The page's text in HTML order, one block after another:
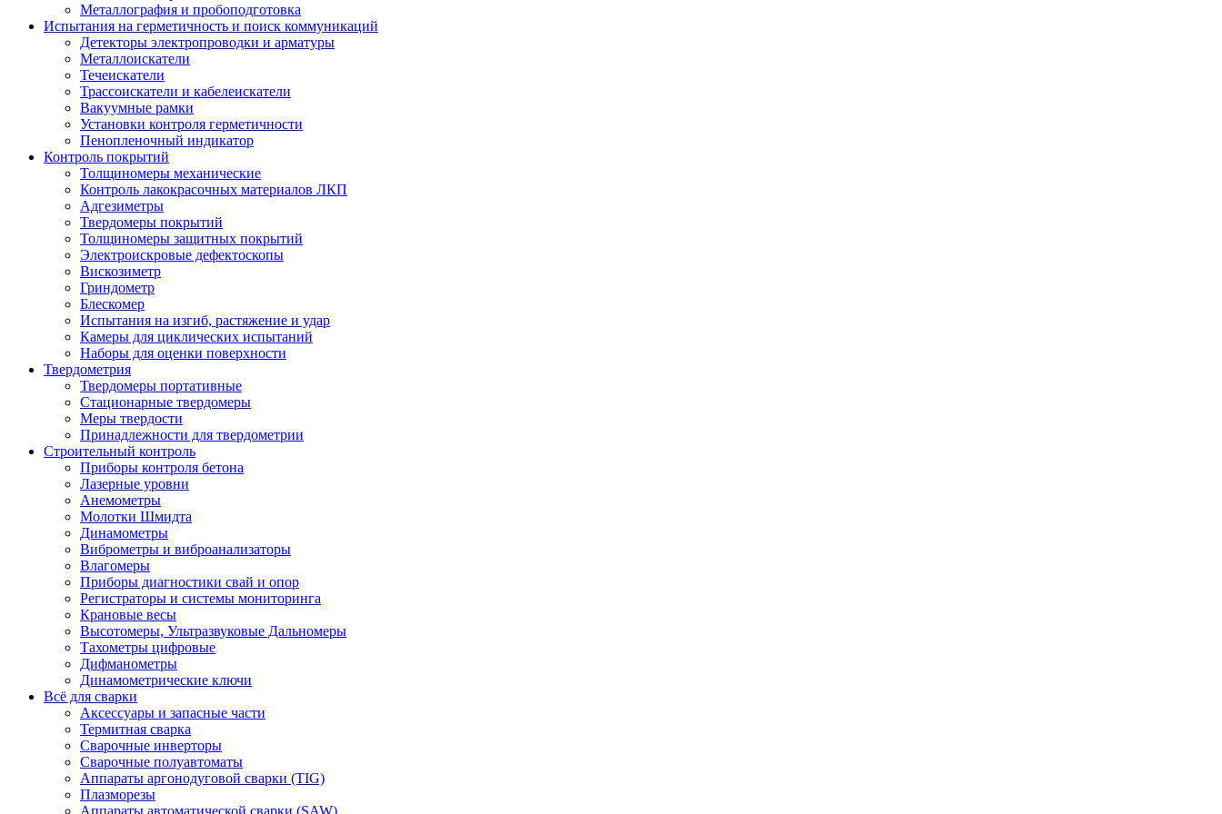
Металлография и пробоподготовка
Испытания на герметичность и поиск коммуникаций
Детекторы электропроводки и арматуры
Металлоискатели
Течеискатели
Трассоискатели и кабелеискатели
Вакуумные рамки
Установки контроля герметичности
Пенопленочный индикатор
Контроль покрытий
Толщиномеры механические
Контроль лакокрасочных материалов ЛКП
Адгезиметры
Твердомеры покрытий
Толщиномеры защитных покрытий
Электроискровые дефектоскопы
Вискозиметр
Гриндометр
Блескомер
Испытания на изгиб, растяжение и удар
Камеры для циклических испытаний
Наборы для оценки поверхности
Твердометрия
Твердомеры портативные
Стационарные твердомеры
Меры твердости
Принадлежности для твердометрии
Строительный контроль
Приборы контроля бетона
Лазерные уровни
Анемометры
Молотки Шмидта
Динамометры
Виброметры и виброанализаторы
Влагомеры
Приборы диагностики свай и опор
Регистраторы и системы мониторинга
Крановые весы
Высотомеры, Ультразвуковые Дальномеры
Тахометры цифровые
Дифманометры
Динамометрические ключи
Всё для сварки
Аксессуары и запасные части
Термитная сварка
Сварочные инверторы
Сварочные полуавтоматы
Аппараты аргонодуговой сварки (TIG)
Плазморезы
Аппараты автоматической сварки (SAW)